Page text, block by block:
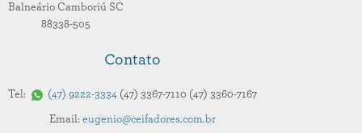
Balneário Camboriú SC
88338-505
Contato
Tel: 47 9222-3334 47 3367-7110 47 3360-7167
Email: eugenio@ceifadores.com.br